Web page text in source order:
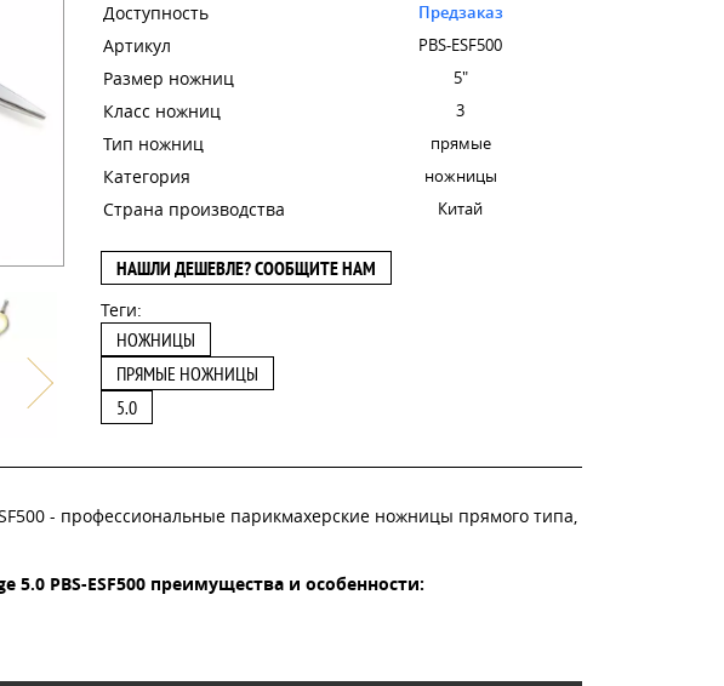
Доступность Предзаказ
Артикул PBS-ESF500
Размер ножниц 5"
Класс ножниц 3
Тип ножниц прямые
Категория ножницы
Страна производства Китай
НАШЛИ ДЕШЕВЛЕ? СООБЩИТЕ НАМ
Теги:
НОЖНИЦЫ
ПРЯМЫЕ НОЖНИЦЫ
5.0
- профессиональные парикмахерские ножницы прямого типа,
PBS-ESF500 преимущества и особенности: